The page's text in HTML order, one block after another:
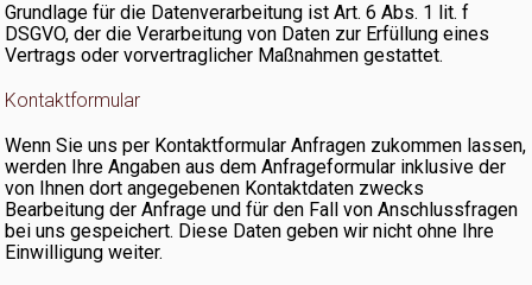
Grundlage für die Datenverarbeitung ist Art. 6 Abs. 1 lit. f
DSGVO, der die Verarbeitung von Daten zur Erfüllung eines
Vertrags oder vorvertraglicher Maßnahmen gestattet.
Kontaktformular
Wenn Sie uns per Kontaktformular Anfragen zukommen lassen,
werden Ihre Angaben aus dem Anfrageformular inklusive der
von Ihnen dort angegebenen Kontaktdaten zwecks
Bearbeitung der Anfrage und für den Fall von Anschlussfragen
bei uns gespeichert. Diese Daten geben wir nicht ohne Ihre
Einwilligung weiter.
Datenschutzerklärung Impressum